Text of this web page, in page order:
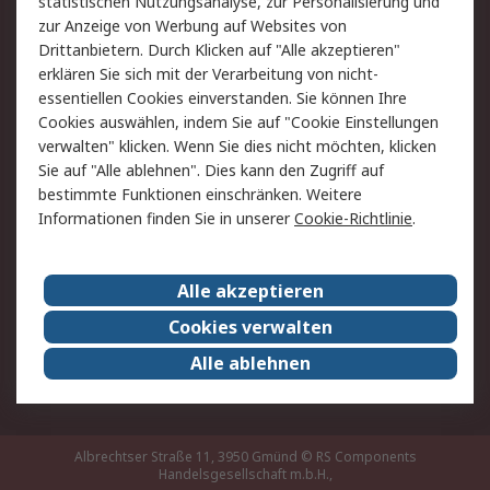
Hilfe
Rechtliches
RS Verkaufs- und
Lieferbedingungen
Datenschutz
Cookie-Richtlinie
Zahlungsbedingungen
Impressum
Webseite Konditionen
RS weltweit
Karriere bei RS
Nachhaltigkeit
Qualität/Zertifikate
Presse-Center
Event-Center
Albrechtser Straße 11, 3950 Gmünd © RS Components
Handelsgesellschaft m.b.H.,
zur Anzeige von Werbung auf Websites von
Drittanbietern. Durch Klicken auf "Alle akzeptieren"
erklären Sie sich mit der Verarbeitung von nicht-
essentiellen Cookies einverstanden. Sie können Ihre
Cookies auswählen, indem Sie auf "Cookie Einstellungen
verwalten" klicken. Wenn Sie dies nicht möchten, klicken
Sie auf "Alle ablehnen". Dies kann den Zugriff auf
bestimmte Funktionen einschränken. Weitere
Informationen finden Sie in unsererCookie-Richtlinie.
Alle akzeptieren
Cookies verwalten
Alle ablehnen